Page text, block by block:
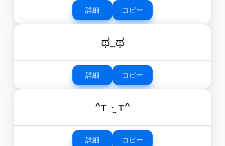
詳細 コピー
ಥ_ಥ
詳細 コピー
^т ·̫ т^
詳細 コピー